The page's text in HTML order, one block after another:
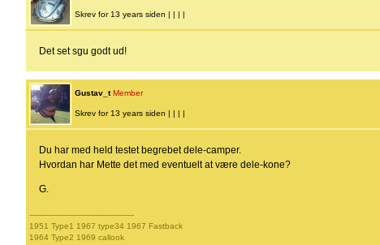
Skrev for 13 years siden | | | |
Det set sgu godt ud!
Gustav_t Member
Skrev for 13 years siden | | | |
Du har med held testet begrebet dele-camper.
Hvordan har Mette det med eventuelt at være dele-kone?
G.
-------------------------------------------
1951 Type1 1967 type34 1967 Fastback
1964 Type2 1969 callook